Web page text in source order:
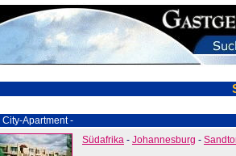
City-Apartment -
Südafrika - Johannesburg -